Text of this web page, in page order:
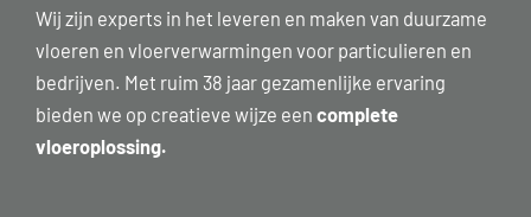
Wij zijn experts in het leveren en maken van duurzame
vloeren en vloerverwarmingen voor particulieren en
bedrijven. Met ruim 38 jaar gezamenlijke ervaring
bieden we op creatieve wijze een complete
vloeroplossing.